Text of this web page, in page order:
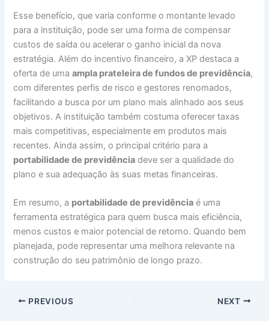
Esse benefício, que varia conforme o montante levado
para a instituição, pode ser uma forma de compensar
custos de saída ou acelerar o ganho inicial da nova
estratégia. Além do incentivo financeiro, a XP destaca a
oferta de umaampla prateleira de fundos de previdência,
com diferentes perfis de risco e gestores renomados,
facilitando a busca por um plano mais alinhado aos seus
objetivos. A instituição também costuma oferecer taxas
mais competitivas, especialmente em produtos mais
recentes. Ainda assim, o principal critério para a
portabilidade de previdência deve ser a qualidade do
plano e sua adequação às suas metas financeiras.
Em resumo, a portabilidade de previdência é uma
ferramenta estratégica para quem busca mais eficiência,
menos custos e maior potencial de retorno. Quando bem
planejada, pode representar uma melhora relevante na
construção do seu patrimônio de longo prazo.
PREVIOUS NEXT